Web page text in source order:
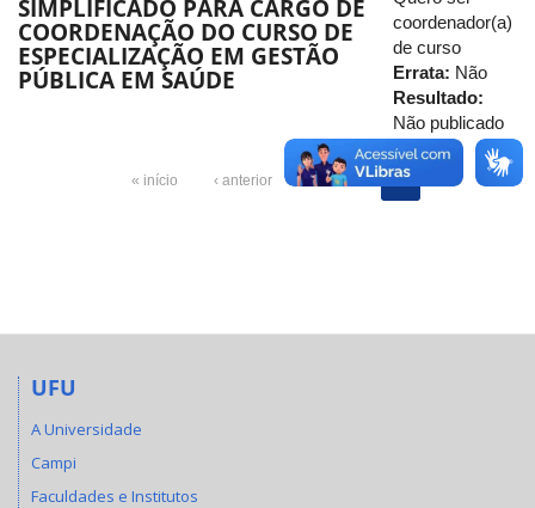
SIMPLIFICADO PARA CARGO DE
COORDENAÇÃO DO CURSO DE
ESPECIALIZAÇÃO EM GESTÃO
PÚBLICA EM SAÚDE
coordenador(a)
de curso
Errata: Não
Resultado:
Não publicado
« início ‹ anterior 1 2 3
UFU
A Universidade
Campi
Faculdades e Institutos